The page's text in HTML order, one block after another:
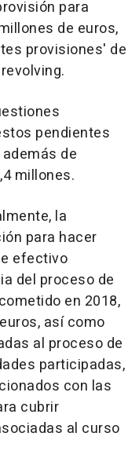
para
de euros,
provisiones' de
pendientes
de
millones.
la
para hacer
efectivo
del proceso de
en 2018,
así como
al proceso de
participadas,
con las
cubrir
al curso